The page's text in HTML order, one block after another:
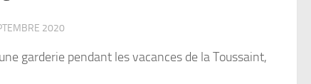
2020
garderie pendant les vacances de la Toussaint,